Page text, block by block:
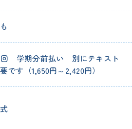
回 学期分前払い 別にテキスト
です（1,650円～2,420円）